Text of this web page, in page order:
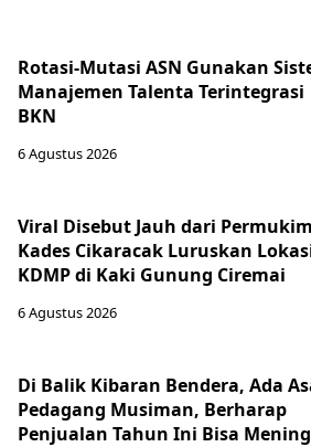
Rotasi-Mutasi ASN Gunakan
Manajemen Talenta Terintegrasi
BKN
6 Agustus 2026
Viral Disebut Jauh dari
Kades Cikaracak Luruskan
KDMP di Kaki Gunung Ciremai
6 Agustus 2026
Di Balik Kibaran Bendera, Ada
Pedagang Musiman, Berharap
Penjualan Tahun Ini Bisa